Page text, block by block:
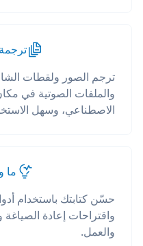
والملفات الصوتية في
الاصطناعي، وسهل
ما
حسّن كتابتك باستخدام
واقتراحات إعادة
والعمل.